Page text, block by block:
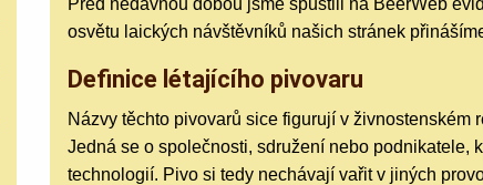
osvětu laických návštěvníků našich stránek
Definice létajícího pivovaru
Názvy těchto pivovarů sice figurují v živnostenském
Jedná se o společnosti, sdružení nebo podnikatele,
technologií. Pivo si tedy nechávají vařit v jiných